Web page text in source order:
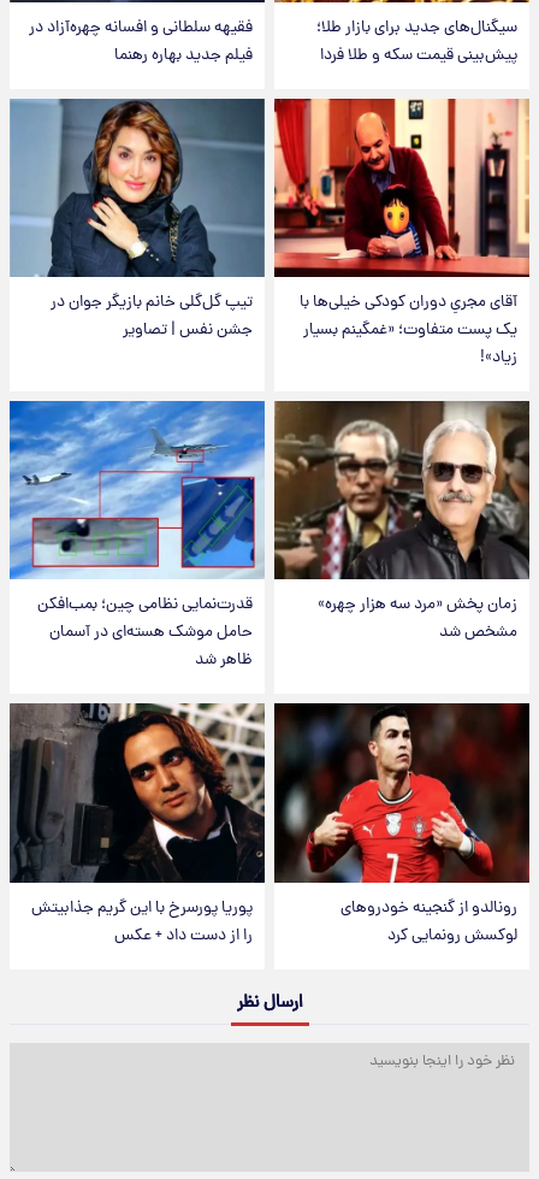
سیگنال‌های جدید برای بازار طلا؛
پیش‌بینی قیمت سکه و طلا فردا
فقیهه سلطانی و افسانه چهره‌آزاد در
فیلم جدید بهاره رهنما
آقای مجریِ دوران کودکی خیلی‌ها با
یک پست متفاوت؛ «غمگینم بسیار
زیاد»!
تیپ گل‌گلی خانم بازیگر جوان در
جشن نفس | تصاویر
زمان پخش «مرد سه هزار چهره»
مشخص شد
قدرت‌نمایی نظامی چین؛ بمب‌افکن
حامل موشک هسته‌ای در آسمان
ظاهر شد
رونالدو از گنجینه خودروهای
لوکسش رونمایی کرد
پوریا پورسرخ با این گریم جذابیتش
را از دست داد + عکس
ارسال نظر